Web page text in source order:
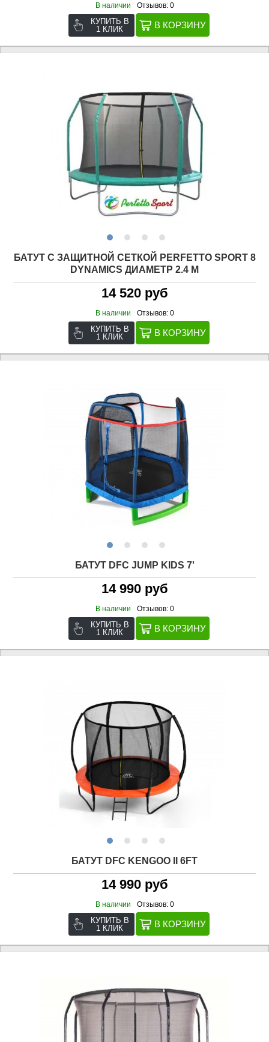
В наличии Отзывов: 0
КУПИТЬ В
1 КЛИК
БАТУТ С ЗАЩИТНОЙ СЕТКОЙ PERFETTO SPORT 8
DYNAMICS ДИАМЕТР 2.4 М
14 520 руб
В наличии Отзывов: 0
КУПИТЬ В
1 КЛИК
БАТУТ DFC JUMP KIDS 7'
14 990 руб
В наличии Отзывов: 0
КУПИТЬ В
1 КЛИК
БАТУТ DFC KENGOO II 6FT
14 990 руб
В наличии Отзывов: 0
КУПИТЬ В
1 КЛИК